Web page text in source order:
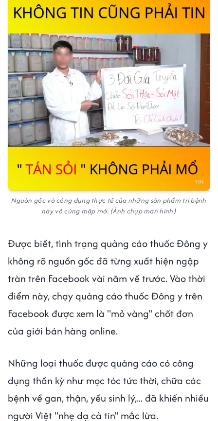
Nguồn gốc và công dụng thực tế của những sản phẩm trị bệnh
này vô cùng mập mờ. (Ảnh chụp màn hình)
Được biết, tình trạng quảng cáo thuốc Đông y
không rõ nguồn gốc đã từng xuất hiện ngập
tràn trên Facebook vài năm về trước. Vào thời
điểm này, chạy quảng cáo thuốc Đông y trên
Facebook được xem là "mỏ vàng" chốt đơn
của giới bán hàng online.
Những loại thuốc được quảng cáo có công
dụng thần kỳ như mọc tóc tức thời, chữa các
bệnh về gan, thận, yếu sinh lý,... đã khiến nhiều
người Việt "nhẹ dạ cả tin" mắc lừa.